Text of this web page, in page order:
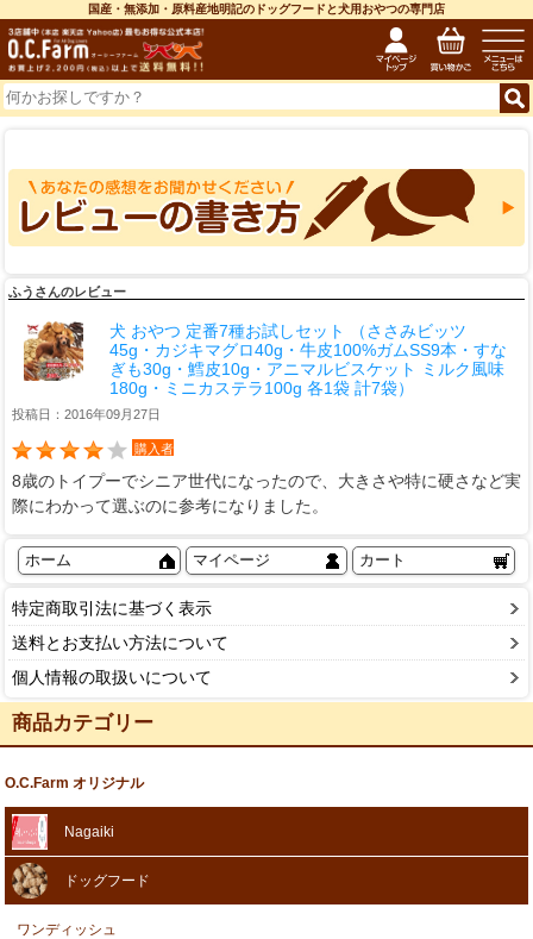
国産・無添加・原料産地明記のドッグフードと犬用おやつの専門店
ふうさんのレビュー
犬 おやつ 定番7種お試しセット （ささみビッツ
45g・カジキマグロ40g・牛皮100%ガムSS9本・すな
ぎも30g・鱈皮10g・アニマルビスケット ミルク風味
180g・ミニカステラ100g 各1袋 計7袋）
投稿日：2016年09月27日
購入者
8歳のトイプーでシニア世代になったので、大きさや特に硬さなど実
際にわかって選ぶのに参考になりました。
ホーム マイページ カート
特定商取引法に基づく表示
送料とお支払い方法について
個人情報の取扱いについて
商品カテゴリー
O.C.Farm オリジナル
Nagaiki
ドッグフード
ワンディッシュ